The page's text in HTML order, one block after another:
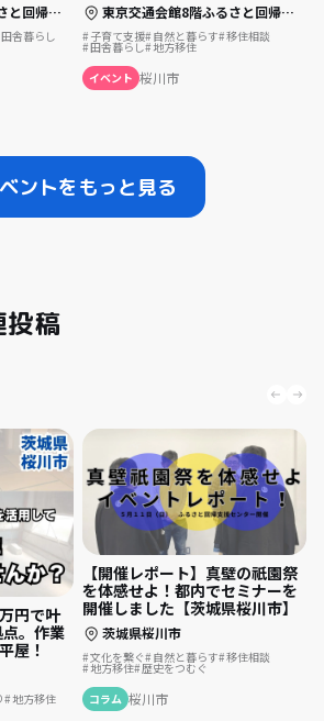
参加） WEB会議システム「Zoom」
田舎暮らし
東京交通会館8階ふるさと回帰支援センター・東京 内いばらき暮らしサポートセンター相談ブース （オンライン参加） WEB会議システム「Zoom」
子育て支援 自然と暮らす 移住相談
田舎暮らし 地方移住
イベント 桜川市
ントをもっと見る
投稿
円で叶
。作業
屋！
地方移住
【開催レポート】真壁の祇園祭
を体感せよ！都内でセミナーを
開催しました【茨城県桜川市】
茨城県桜川市
文化を繋ぐ 自然と暮らす 移住相談
地方移住 歴史をつむぐ
コラム 桜川市